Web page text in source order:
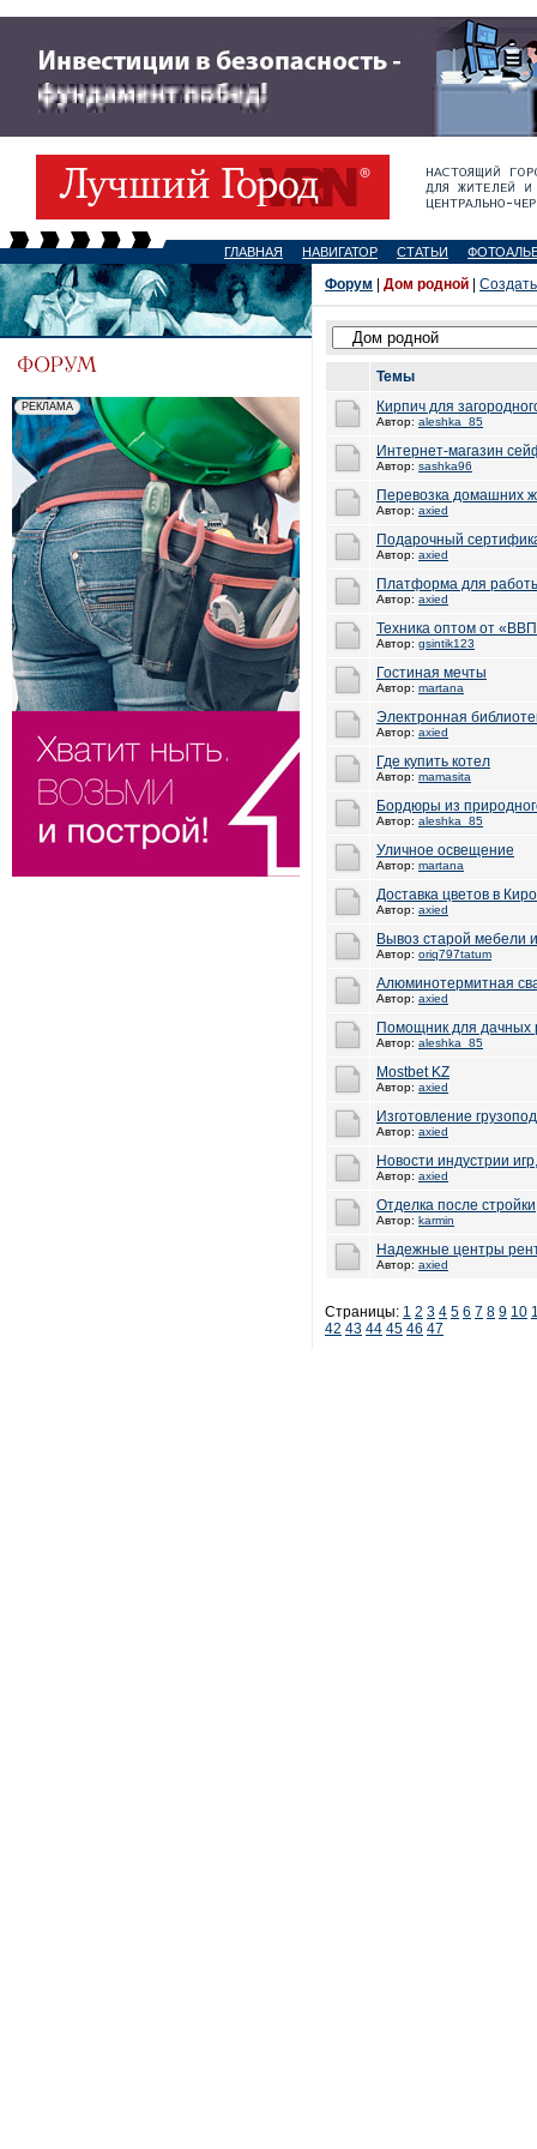
ГЛАВНАЯ НАВИГАТОР СТАТЬИ
Форум Дом родной
Темы
Кирпич для
Автор: aleshka_85
Интернет-магазин
Автор: sashka96
Перевозка домашних
Автор: axied
Подарочный
Автор: axied
Платформа для
Автор: axied
Техника оптом от
Автор: gsintik123
Гостиная мечты
Автор: martana
Электронная
Автор: axied
Где купить котел
Автор: mamasita
Бордюры из
Автор: aleshka_85
Уличное освещение
Автор: martana
Доставка цветов в
Автор: axied
Вывоз старой мебели
Автор: oriq797tatum
Алюминотермитная
Автор: axied
Помощник для дачных
Автор: aleshka_85
Mostbet KZ
Автор: axied
Изготовление
Автор: axied
Новости индустрии
Автор: axied
Отделка после стройки
Автор: karmin
Надежные центры
Автор: axied
Страницы: 1 2 3 4 5 6 7 8 9 10
42 43 44 45 46 47